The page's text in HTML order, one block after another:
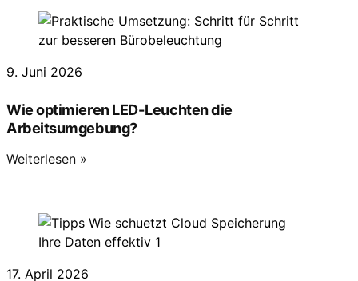
9. Juni 2026
Wie optimieren LED-Leuchten die
Arbeitsumgebung?
Weiterlesen »
17. April 2026